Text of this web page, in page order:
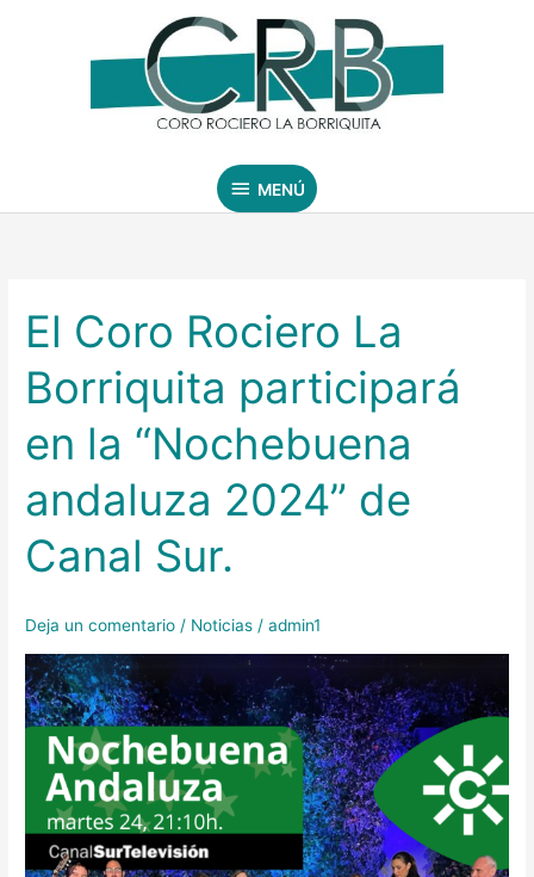
MENÚ
MENÚ
El Coro Rociero La
Borriquita participará
en la “Nochebuena
andaluza 2024” de
Canal Sur.
Deja un comentario / Noticias /admin1
El
Coro
Rociero
La
Borriquita
participará
en
“Nochebuena
2024”
Canal
Sur.